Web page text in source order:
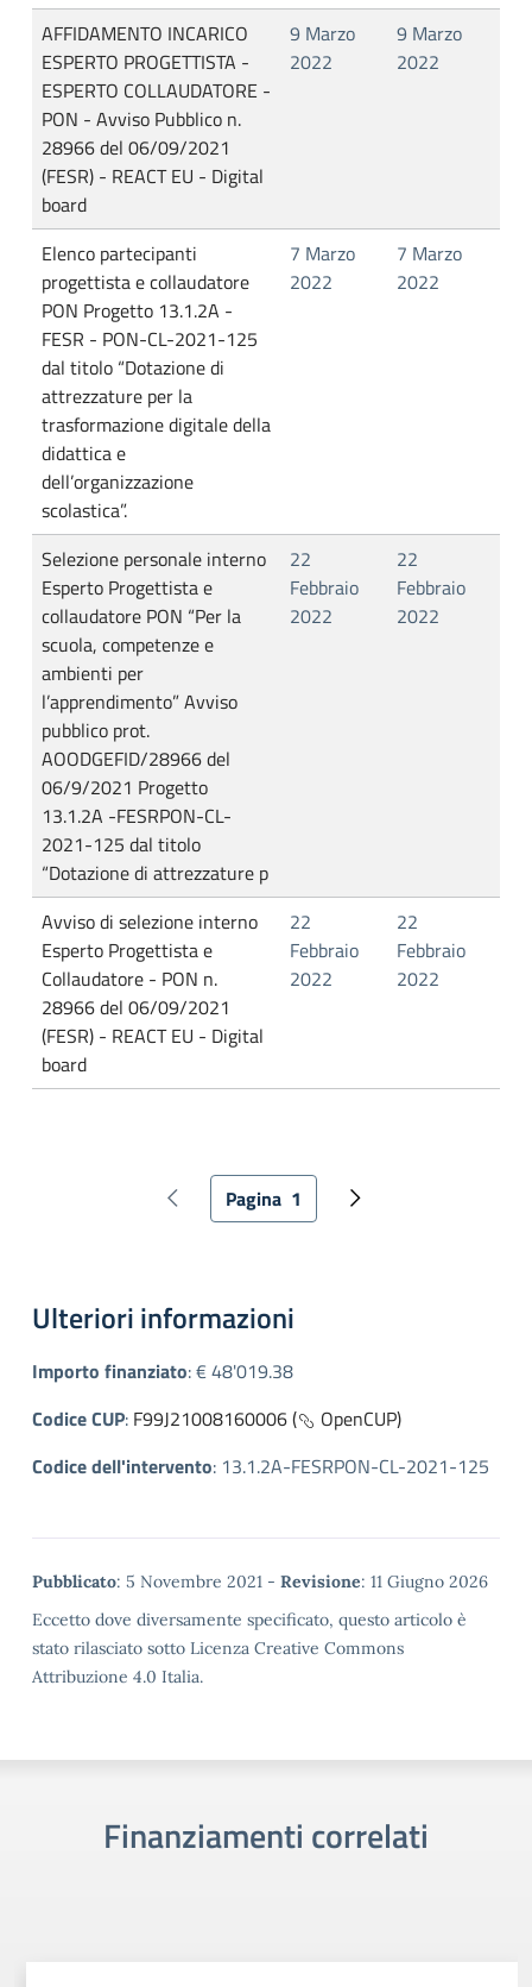
AFFIDAMENTO INCARICO
ESPERTO PROGETTISTA -
ESPERTO COLLAUDATORE -
PON - Avviso Pubblico n.
28966 del 06/09/2021
(FESR) - REACT EU - Digital
board
9 Marzo
2022
9 Marzo
2022
Elenco partecipanti
progettista e collaudatore
PON Progetto 13.1.2A -
FESR - PON-CL-2021-125
dal titolo “Dotazione di
attrezzature per la
trasformazione digitale della
didattica e
dell’organizzazione
scolastica”.
7 Marzo
2022
7 Marzo
2022
Selezione personale interno
Esperto Progettista e
collaudatore PON “Per la
scuola, competenze e
ambienti per
l’apprendimento” Avviso
pubblico prot.
AOODGEFID/28966 del
06/9/2021 Progetto
13.1.2A -FESRPON-CL-
2021-125 dal titolo
“Dotazione di attrezzature p
22
Febbraio
2022
22
Febbraio
2022
Avviso di selezione interno
Esperto Progettista e
Collaudatore - PON n.
28966 del 06/09/2021
(FESR) - REACT EU - Digital
board
22
Febbraio
2022
22
Febbraio
2022
Paginazione
Pagina precedente
Pagina attuale
Pagina 1 Pagina successiva
Ulteriori informazioni
Importo finanziato:€ 48'019.38
Codice CUP: F99J21008160006 (
OpenCUP)
Codice dell'intervento: 13.1.2A-FESRPON-CL-2021-125
Metadata
Pubblicato: 5 Novembre 2021 - Revisione: 11 Giugno 2026
Eccetto dove diversamente specificato, questo articolo è
stato rilasciato sotto Licenza Creative Commons
Attribuzione 4.0 Italia.
Finanziamenti correlati